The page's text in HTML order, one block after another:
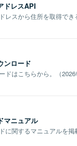
ドレスAPI
レスから住所を取得でき
ンロード
ドはこちらから。（2026
マニュアル
に関するマニュアルを掲